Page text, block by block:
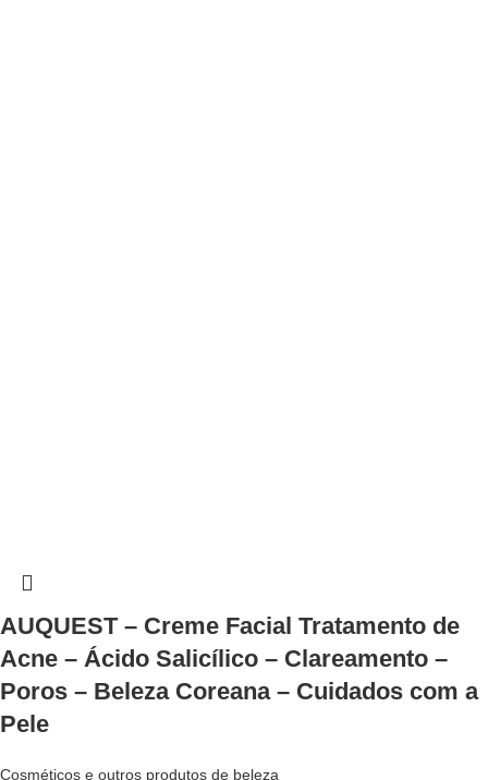
AUQUEST – Creme Facial Tratamento de
Acne – Ácido Salicílico – Clareamento –
Poros – Beleza Coreana – Cuidados com a
Pele
Cosméticos e outros produtos de beleza